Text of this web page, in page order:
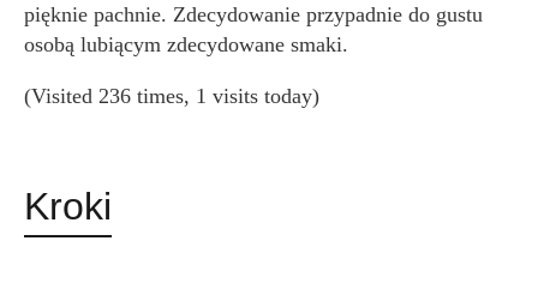
pięknie pachnie. Zdecydowanie przypadnie do gustu
osobą lubiącym zdecydowane smaki.
(Visited 236 times, 1 visits today)
Kroki